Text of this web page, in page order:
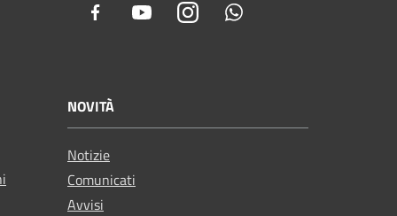
Facebook YoutubeInstagram
NOVITÀ
Notizie
Comunicati
Avvisi